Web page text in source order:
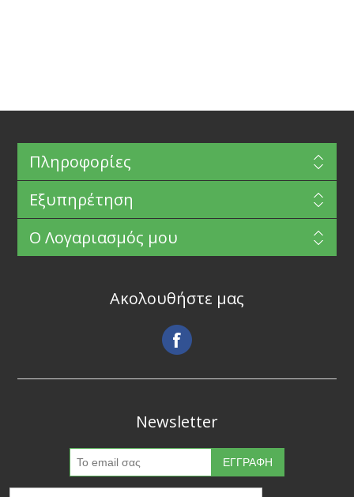
Πληροφορίες
Εξυπηρέτηση
Ο Λογαριασμός μου
Ακολουθήστε μας
Newsletter